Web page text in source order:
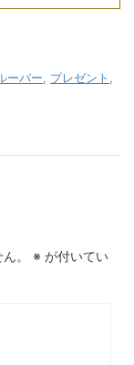
ーパー, プレゼント ,
。 ※ が付いてい